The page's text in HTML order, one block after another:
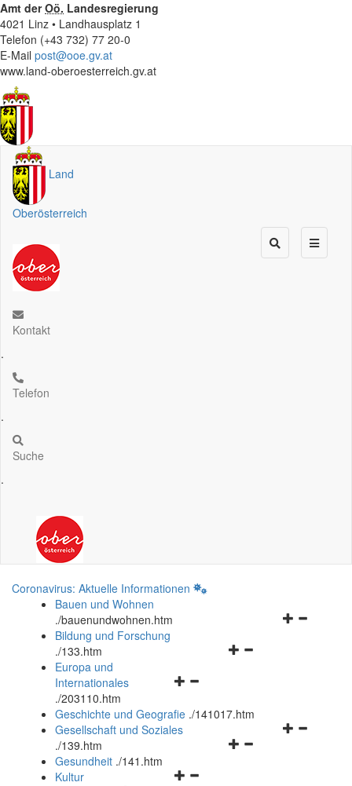
Amt derOö. Landesregierung
4021 Linz • Landhausplatz 1
Telefon (+43 732) 77 20-0
E-Mail post@ooe.gv.at
www.land-oberoesterreich.gv.at
Land
Oberösterreich
Kontakt
.
Telefon
.
Suche
.
Coronavirus: Aktuelle Informationen
Bauen und Wohnen
./bauenundwohnen.htm
Navigationsmenü
Bildung und Forschung
./133.htm
Navigationsmenü
und
schließen
Europa und
Internationales
./203110.htm
Geschichte und Geografie ./141017.htm
Navigationsmenü
Gesellschaft und Soziales
./139.htm
Navigationsmenü
Gesundheit ./141.htm
Kultur